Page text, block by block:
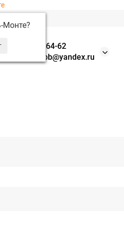
Монте?
(952) 288-64-62
autofavorit-spb@yandex.ru